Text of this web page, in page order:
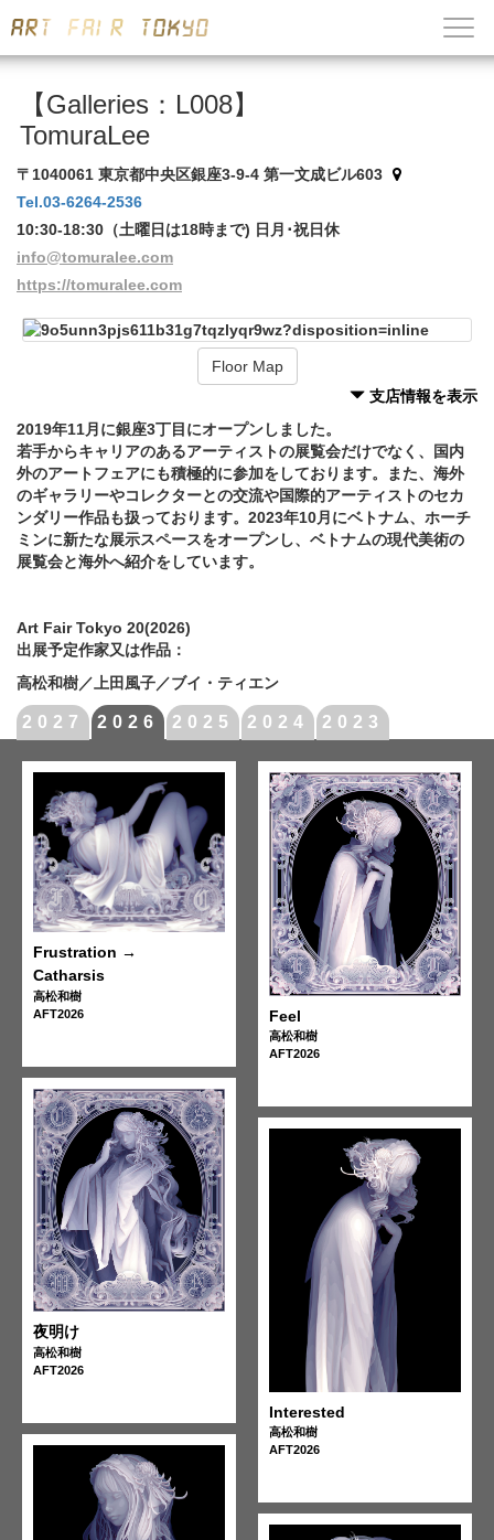
【Galleries：L008】
TomuraLee
〒1040061 東京都中央区銀座3-9-4 第一文成ビル603
Tel.03-6264-2536
10:30-18:30（土曜日は18時まで) 日月･祝日休
info@tomuralee.com
https://tomuralee.com
Floor Map
支店情報を表示
2019年11月に銀座3丁目にオープンしました。
若手からキャリアのあるアーティストの展覧会だけでなく、国内
外のアートフェアにも積極的に参加をしております。また、海外
のギャラリーやコレクターとの交流や国際的アーティストのセカ
ンダリー作品も扱っております。2023年10月にベトナム、ホーチ
ミンに新たな展示スペースをオープンし、ベトナムの現代美術の
展覧会と海外へ紹介をしています。
Art Fair Tokyo 20(2026)
出展予定作家又は作品：
高松和樹／上田風子／ブイ・ティエン
2027 2026 2025 2024 2023
Frustration →
Catharsis
高松和樹
AFT2026
夜明け
高松和樹
AFT2026
Feel
高松和樹
AFT2026
Interested
高松和樹
AFT2026